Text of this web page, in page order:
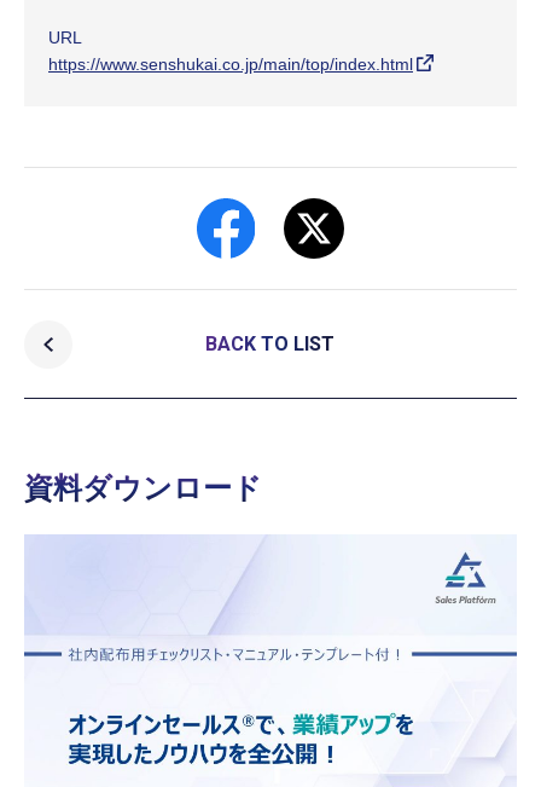
URL
https://www.senshukai.co.jp/main/top/index.html
BACK TO LIST
資料ダウンロード